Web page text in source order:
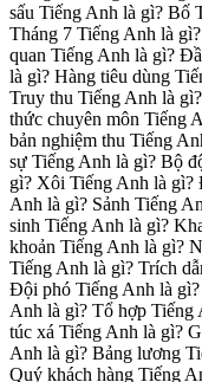
sấu Tiếng Anh là gì? Bố
Tháng 7 Tiếng Anh là
quan Tiếng Anh là gì?
là gì? Hàng tiêu dùng
Truy thu Tiếng Anh là
thức chuyên môn Tiếng
bản nghiệm thu Tiếng
sự Tiếng Anh là gì? Bộ
gì? Xôi Tiếng Anh là gì?
Anh là gì? Sảnh Tiếng
sinh Tiếng Anh là gì?
khoản Tiếng Anh là gì?
Tiếng Anh là gì? Trích
Đội phó Tiếng Anh là
Anh là gì? Tổ hợp Tiếng
túc xá Tiếng Anh là gì?
Anh là gì? Bảng lương
Quý khách hàng Tiếng